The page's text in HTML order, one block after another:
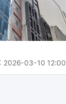
2026-03-10 12:00